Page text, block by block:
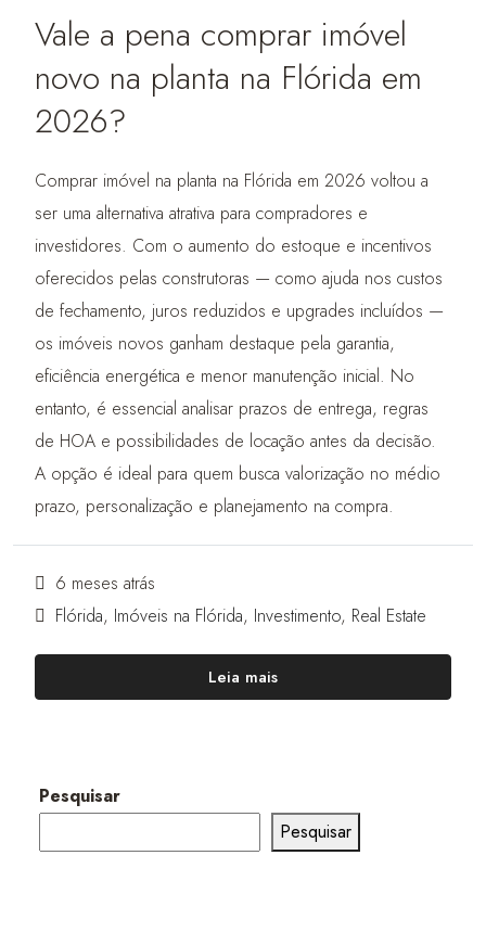
Vale a pena comprar imóvel
novo na planta na Flórida em
2026?
Comprar imóvel na planta na Flórida em 2026 voltou a
ser uma alternativa atrativa para compradores e
investidores. Com o aumento do estoque e incentivos
oferecidos pelas construtoras — como ajuda nos custos
de fechamento, juros reduzidos e upgrades incluídos —
os imóveis novos ganham destaque pela garantia,
eficiência energética e menor manutenção inicial. No
entanto, é essencial analisar prazos de entrega, regras
de HOA e possibilidades de locação antes da decisão.
A opção é ideal para quem busca valorização no médio
prazo, personalização e planejamento na compra.
6 meses atrás
Flórida, Imóveis na Flórida, Investimento, Real Estate
Leia mais
Pesquisar
Pesquisar